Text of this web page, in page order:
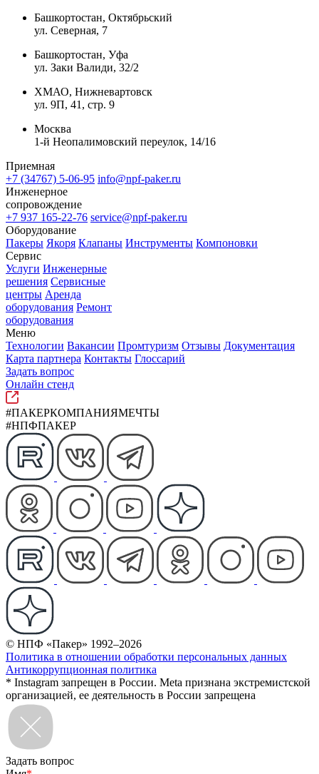
Башкортостан, Октябрьский
ул. Северная, 7
Башкортостан, Уфа
ул. Заки Валиди, 32/2
ХМАО, Нижневартовск
ул. 9П, 41, стр. 9
Москва
1-й Неопалимовский переулок, 14/16
Приемная
+7 (34767) 5-06-95 info@npf-paker.ru
Инженерное
сопровождение
+7 937 165-22-76 service@npf-paker.ru
Оборудование
Пакеры Якоря Клапаны Инструменты Компоновки
Сервис
Услуги Инженерные
решения Сервисные
центры Аренда
оборудования Ремонт
оборудования
Меню
Технологии Вакансии Промтуризм Отзывы Документация
Карта партнера Контакты Глоссарий
Задать вопрос
Онлайн стенд
#ПАКЕРКОМПАНИЯМЕЧТЫ
#НПФПАКЕР
© НПФ «Пакер» 1992–2026
Политика в отношении обработки персональных данных
Антикоррупционная политика
* Instagram запрещен в России. Meta признана экстремистской
организацией, ее деятельность в России запрещена
Задать вопрос